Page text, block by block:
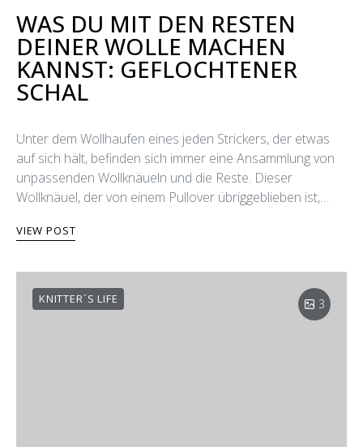
WAS DU MIT DEN RESTEN
DEINER WOLLE MACHEN
KANNST: GEFLOCHTENER
SCHAL
Unter dem Wollhaufen eines jeden Strickers, der etwas
auf sich hält, befinden sich immer eine Ansammlung von
unpassenden Wollknäueln und die Reste. Dieser
Wollknäuel, der von einem Pullover übriggeblieben ist,…
VIEW POST
KNITTER´S LIFE 3